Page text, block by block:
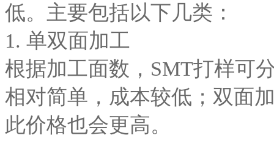
低。主要包括以下几类：
1. 单双面加工
根据加工面数，SMT打样可
相对简单，成本较低；双面
此价格也会更高。